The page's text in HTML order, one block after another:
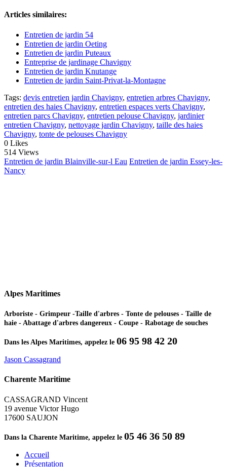
Articles similaires:
Entretien de jardin 54
Entretien de jardin Oeting
Entretien de jardin Puteaux
Entreprise de jardinage Chavigny
Entretien de jardin Knutange
Entretien de jardin Saint-Privat-la-Montagne
Tags: devis entretien jardin Chavigny, entretien arbres Chavigny,
entretien des haies Chavigny, entretien espaces verts Chavigny,
entretien parcs Chavigny, entretien pelouse Chavigny, jardinier
entretien Chavigny, nettoyage jardin Chavigny, taille des haies
Chavigny, tonte de pelouses Chavigny
0 Likes
514 Views
Entretien de jardin Blainville-sur-l Eau Entretien de jardin Essey-les-
Nancy
Alpes Maritimes
Arboriste - Grimpeur -Taille d'arbres - Tonte de pelouses - Taille de
haie - Abattage d'arbres dangereux - Coupe - Rabotage de souches
Dans les Alpes Maritimes, appelez le 06 95 98 42 20
Jason Cassagrand
Charente Maritime
CASSAGRAND Vincent
19 avenue Victor Hugo
17600 SAUJON
Dans la Charente Maritime, appelez le 05 46 36 50 89
Accueil
Présentation